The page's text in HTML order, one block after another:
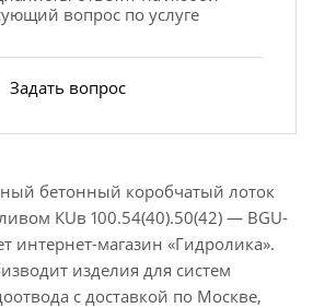
вопрос по услуге
Задать вопрос
бетонный коробчатый лоток
КUв 100.54(40).50(42) — BGU-
интернет-магазин «Гидролика».
изделия для систем
с доставкой по Москве,